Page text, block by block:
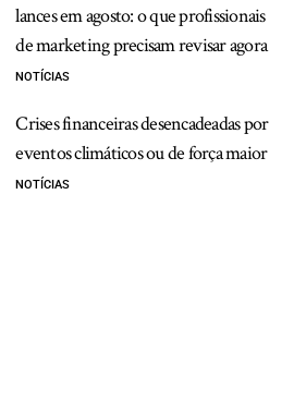
lances em agosto: o que profissionais
de marketing precisam revisar agora
NOTÍCIAS
Crises financeiras desencadeadas por
eventos climáticos ou de força maior
NOTÍCIAS